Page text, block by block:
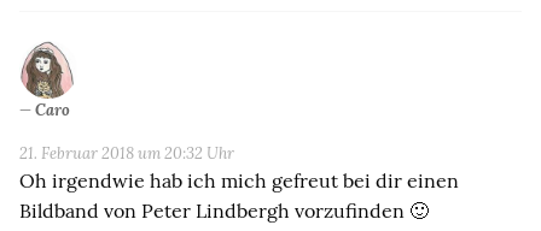
Caro
21. Februar 2018 um 20:32 Uhr
Oh irgendwie hab ich mich gefreut bei dir einen
Bildband von Peter Lindbergh vorzufinden 🙂